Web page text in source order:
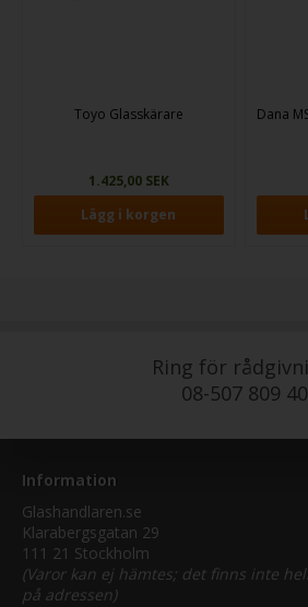
Toyo Glasskärare
1.425,00 SEK
Dana
Ring för
08-507 809 40
Information
Glashandlaren.se
Klarabergsgatan 29
111 21 Stockholm
(Varor kan ej hämtes; det finns inte
på adressen)